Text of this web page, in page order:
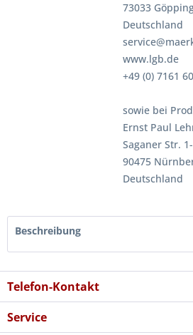
73033
Deutschland
www.lgb.de
+49 (0) 7161
sowie bei
Ernst Paul
Saganer Str.
90475
Deutschland
Beschreibung
Telefon-Kontakt
Service